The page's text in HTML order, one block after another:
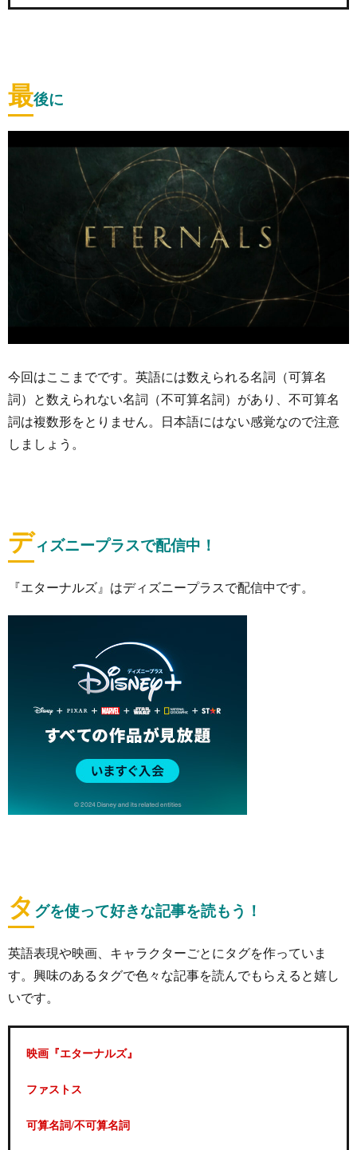
最後に
今回はここまでです。英語には数えられる名詞（可算名
詞）と数えられない名詞（不可算名詞）があり、不可算名
詞は複数形をとりません。日本語にはない感覚なので注意
しましょう。
ディズニープラスで配信中！
『エターナルズ』はディズニープラスで配信中です。
タ グを使って好きな記事を読もう！
英語表現や映画、キャラクターごとにタグを作っていま
す。興味のあるタグで色々な記事を読んでもらえると嬉し
いです。
映画『エターナルズ』
ファストス
可算名詞/不可算名詞